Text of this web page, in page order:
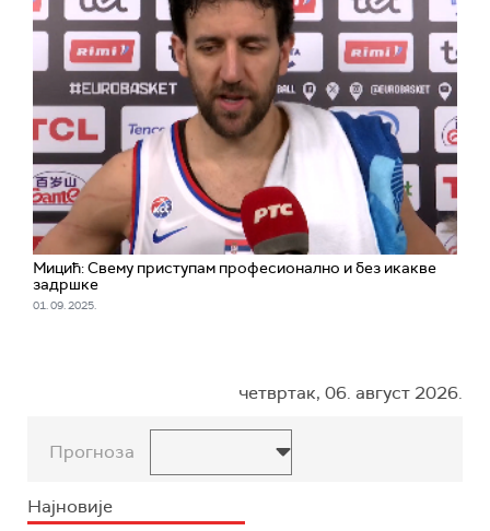
Мицић: Свему приступам професионално и без икакве
задршке
01. 09. 2025.
четвртак, 06. август 2026.
Прогноза
Најновије